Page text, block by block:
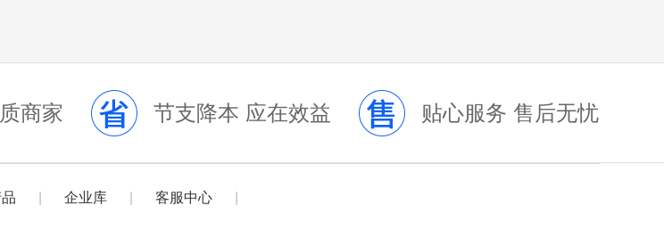
商家 节支降本 应在效益 贴心服务 售后无忧
企业库 客服中心